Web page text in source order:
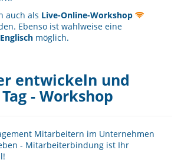
auch als Live-Online-Workshop
Ebenso ist wahlweise eine
Englisch möglich.
entwickeln und
- Workshop
Mitarbeitern im Unternehmen
- Mitarbeiterbindung ist Ihr